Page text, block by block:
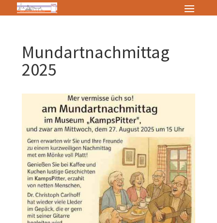
Mundartnachmittag
2025